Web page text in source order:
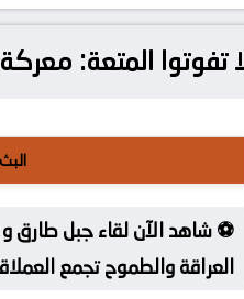
تفوتوا المتعة:
⚽ شاهد الآن لقاء جبل طارق و
العراقة والطموح تجمع